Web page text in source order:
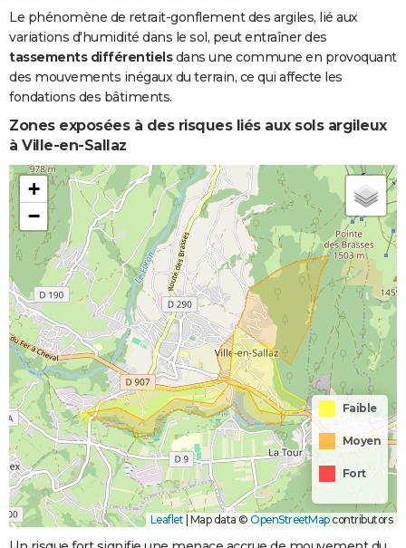
Le phénomène de retrait-gonflement des argiles, lié aux
variations d'humidité dans le sol, peut entraîner des
tassements différentielsdans une commune en provoquant
des mouvements inégaux du terrain, ce qui affecte les
fondations des bâtiments.
Zones exposées à des risques liés aux sols argileux
à Ville-en-Sallaz
+
−
Faible
Moyen
Fort
Leaflet Map data © OpenStreetMapcontributors